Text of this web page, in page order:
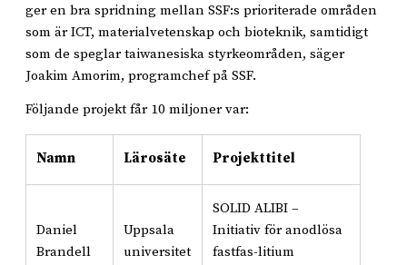
ger en bra spridning mellan SSF:s prioriterade områden
som är ICT, materialvetenskap och bioteknik, samtidigt
som de speglar taiwanesiska styrkeområden, säger
Joakim Amorim, programchef på SSF.
Följande projekt får 10 miljoner var:
Namn Lärosäte Projekttitel
Daniel
Brandell
Uppsala
universitet
SOLID ALIBI –
Initiativ för anodlösa
fastfas-litium